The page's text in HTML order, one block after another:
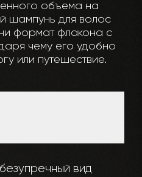
объема на
шампунь для волос
формат флакона с
чему его удобно
или путешествие.
вид